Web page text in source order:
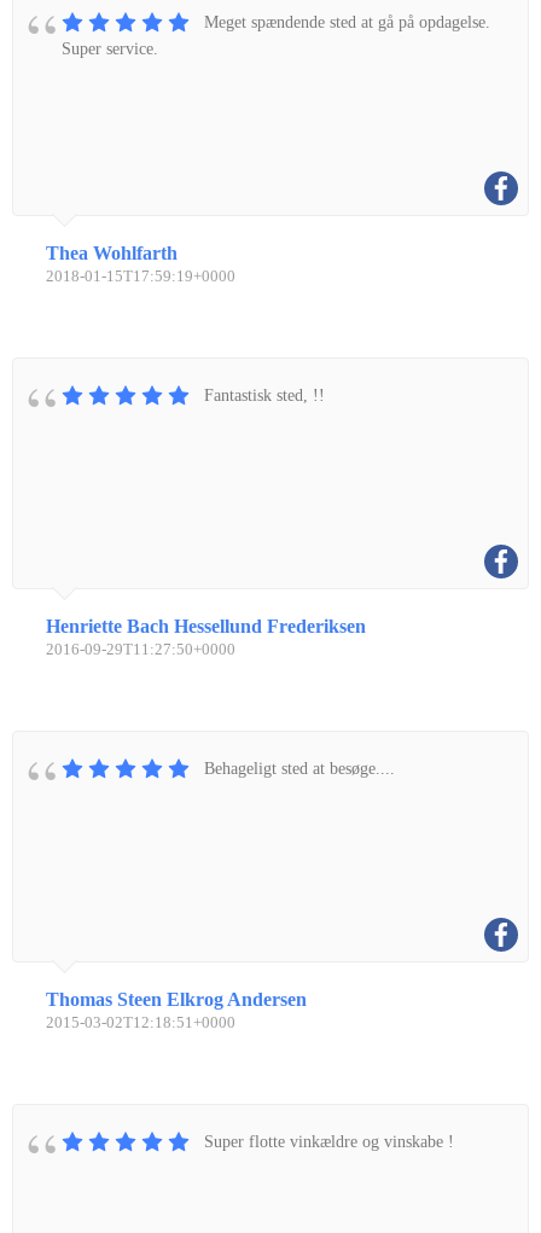
Meget spændende sted at gå på opdagelse.
Super service.
Thea Wohlfarth
2018-01-15T17:59:19+0000
Fantastisk sted, !!
Henriette Bach Hessellund Frederiksen
2016-09-29T11:27:50+0000
Behageligt sted at besøge....
Thomas Steen Elkrog Andersen
2015-03-02T12:18:51+0000
Super flotte vinkældre og vinskabe !